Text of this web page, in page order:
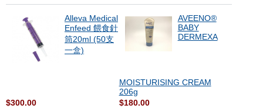
Alleva Medical
Enfeed 餵食針
筒20ml (50支
一盒)
$300.00
AVEENO®
BABY
DERMEXA
MOISTURISING CREAM
206g
$180.00